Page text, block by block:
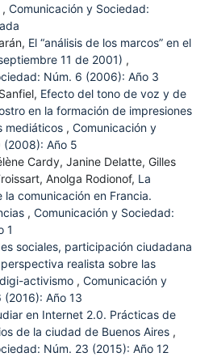
, Comunicación y Sociedad:
El “análisis de los marcos” en el
11 de 2001) ,
Núm. 6 (2006): Año 3
Efecto del tono de voz y de
en la formación de impresiones
mediáticos , Comunicación y
(2008): Año 5
Cardy, Janine Delatte, Gilles
Anolga Rodionof, La
la comunicación en Francia.
, Comunicación y Sociedad:
1
sociales, participación ciudadana
realista sobre las
activismo , Comunicación y
Año 13
en Internet 2.0. Prácticas de
de la ciudad de Buenos Aires ,
Núm. 23 (2015): Año 12